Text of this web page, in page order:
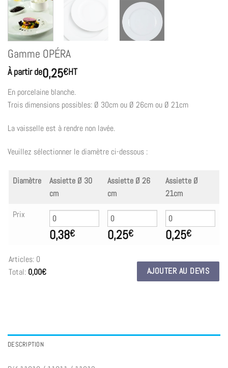
Gamme OPÉRA
À partir de0,25€HT
En porcelaine blanche.
Trois dimensions possibles: Ø 30cm ou Ø 26cm ou Ø 21cm
La vaisselle est à rendre non lavée.
Veuillez sélectionner le diamètre ci-dessous :
Diamètre
Assiette Ø 30
cm
Assiette Ø 26
cm
Assiette Ø
21cm
Prix
0,38€ 0,25€ 0,25€
Articles: 0
Total: 0,00€
0,00€
AJOUTER AU DEVIS
DESCRIPTION